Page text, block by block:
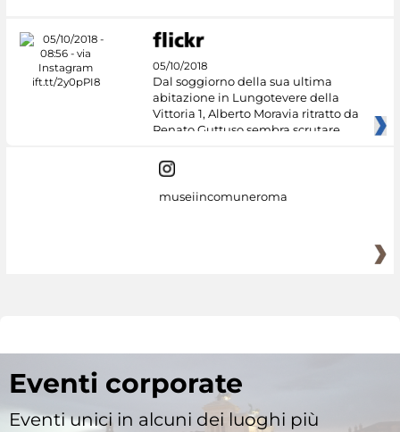
05/10/2018
Dal soggiorno della sua ultima
abitazione in Lungotevere della
Vittoria 1, Alberto Moravia ritratto da
Renato Guttuso sembra scrutare
museiincomuneroma
Eventi corporate
Eventi unici in alcuni dei luoghi più